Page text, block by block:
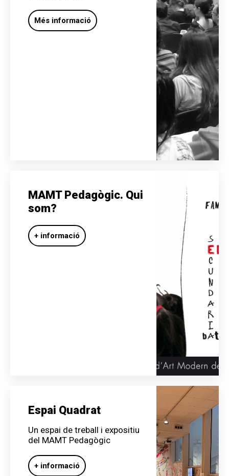
Més informació
MAMT Pedagògic. Qui
som?
+ informació
Espai Quadrat
Un espai de treball i expositiu
del MAMT Pedagògic
+ informació